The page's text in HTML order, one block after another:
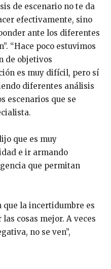
de escenario no te da
efectivamente, sino
ante los diferentes
“Hace poco estuvimos
de objetivos
es muy difícil, pero sí
diferentes análisis
escenarios que se
que es muy
e ir armando
que permitan
que la incertidumbre es
cosas mejor. A veces
no se ven”,